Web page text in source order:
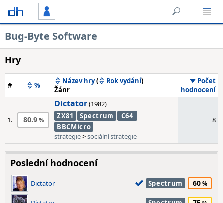
Bug-Byte Software
Hry
# % Název hry( Rok vydání)
Žánr
Počet
hodnocení
1. 80.9
Dictator(1982)
ZX81
Spectrum
C64
BBCMicro
strategie>sociální strategie
8
Poslední hodnocení
Dictator Spectrum 60